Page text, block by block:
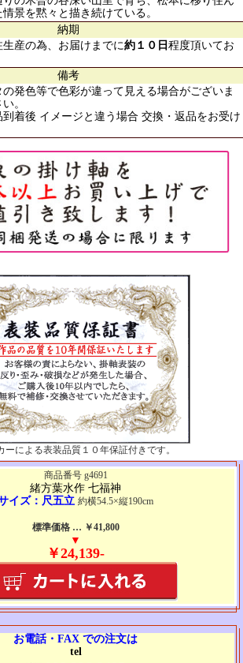
景を黙々と描き続けている。
納期
産の為、お届けまでに約１０日 程度頂いてお
備考
発色等で色彩が違って見える場合がございま
。
到着後 イメージと違う場合 交換・返品をお受け
による表装品質１０年保証付きです。
商品番号 g4691
緒方葉水作 七福神
イズ：尺五立 約横54.5×縦190cm
標準価格 … ￥41,800
▼
￥24,139-
お電話・FAX での注文は
tel